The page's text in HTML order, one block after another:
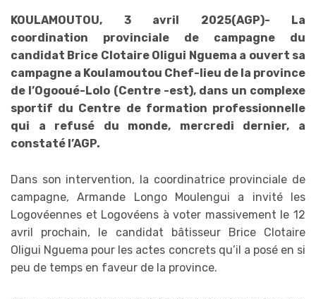
KOULAMOUTOU, 3 avril 2025(AGP)- La
coordination provinciale de campagne du
candidat Brice Clotaire Oligui Nguema a ouvert sa
campagne a Koulamoutou Chef-lieu de la province
de l’Ogooué-Lolo (Centre -est), dans un complexe
sportif du Centre de formation professionnelle
qui a refusé du monde, mercredi dernier, a
constaté l’AGP.
Dans son intervention, la coordinatrice provinciale de
campagne, Armande Longo Moulengui a invité les
Logovéennes et Logovéens à voter massivement le 12
avril prochain, le candidat bâtisseur Brice Clotaire
Oligui Nguema pour les actes concrets qu’il a posé en si
peu de temps en faveur de la province.